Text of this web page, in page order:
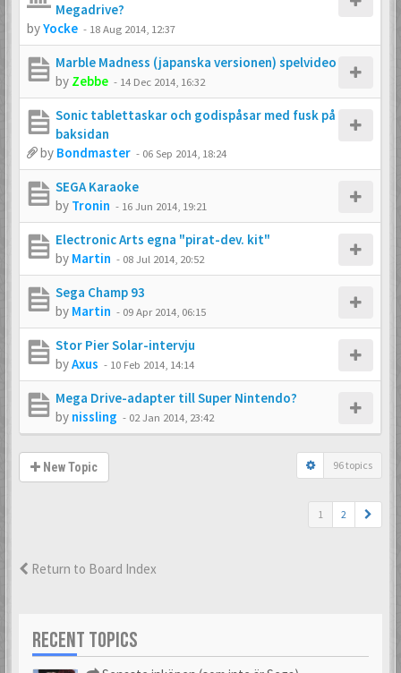
Megadrive?
byYocke - 18 Aug 2014, 12:37
Marble Madness (japanska versionen) spelvideo
by Zebbe - 14 Dec 2014, 16:32
Sonic tablettaskar och godispåsar med fusk på
baksidan
by Bondmaster - 06 Sep 2014, 18:24
SEGA Karaoke
by Tronin - 16 Jun 2014, 19:21
Electronic Arts egna "pirat-dev. kit"
by Martin - 08 Jul 2014, 20:52
Sega Champ 93
by Martin - 09 Apr 2014, 06:15
Stor Pier Solar-intervju
byAxus - 10 Feb 2014, 14:14
Mega Drive-adapter till Super Nintendo?
by nissling - 02 Jan 2014, 23:42
New Topic 96 topics
1 2
Return to Board Index
RECENT TOPICS